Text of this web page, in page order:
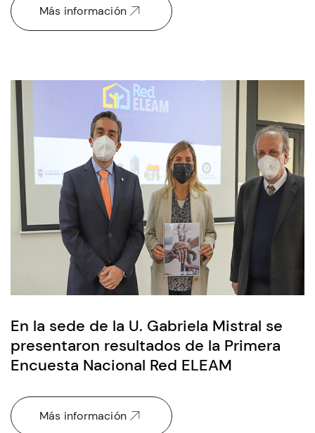
Más información
En la sede de la U. Gabriela Mistral se
presentaron resultados de la Primera
Encuesta Nacional Red ELEAM
Más información